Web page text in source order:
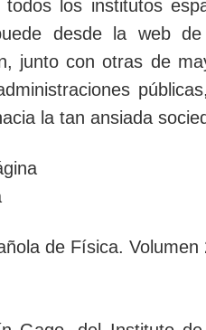
Gago, del Instituto
Investigaciones
Nacional de Técnica
de Ciencia y